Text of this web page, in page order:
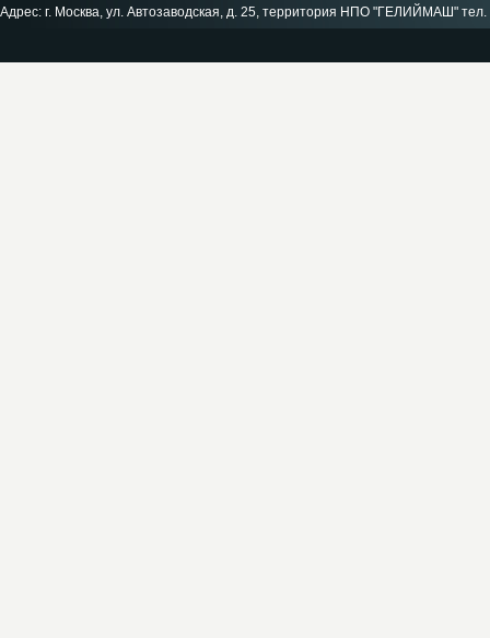
Адрес: г. Москва, ул. Автозаводская, д. 25, территория НПО "ГЕЛИЙМАШ"